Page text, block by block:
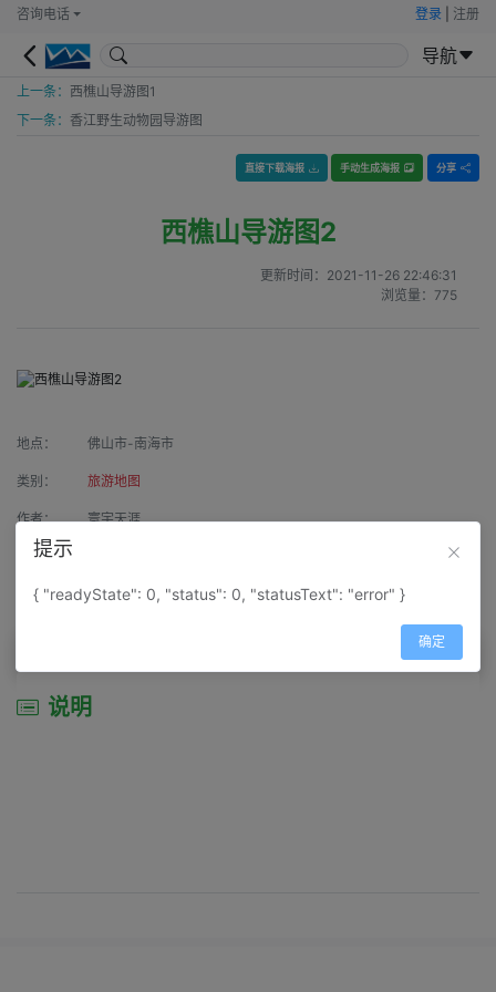
咨询电话 登录 注册
导航
上一条： 西樵山导游图1
下一条： 香江野生动物园导游图
直接下载海报 手动生成海报 分享
西樵山导游图2
更新时间： 2021-11-26 22:46:31
浏览量： 775
地点： 佛山市-南海市
类别： 旅游地图
作者： 寰宇天涯
来源：
属性： 地图属性： 地图类型-景区导游图
说明
提示
{ "readyState": 0, "status": 0, "statusText": "error" }
确定